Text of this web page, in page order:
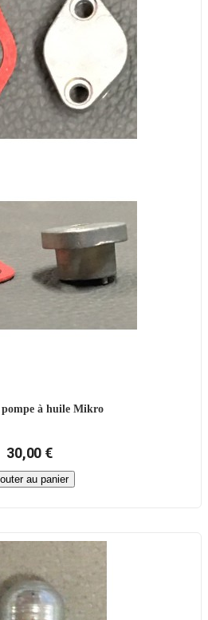
pompe à huile Mikro
30,00 €
au panier